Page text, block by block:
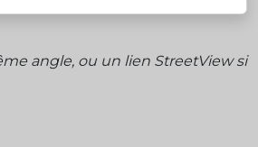
angle, ou un lien StreetView si